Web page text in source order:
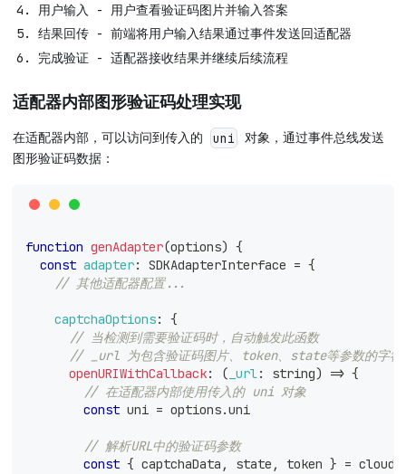
用户输入 - 用户查看验证码图片并输入答案
结果回传 - 前端将用户输入结果通过事件发送回适配器
完成验证 - 适配器接收结果并继续后续流程
适配器内部图形验证码处理实现
在适配器内部，可以访问到传入的 uni
对象，通过事件总线发送
图形验证码数据：
function genAdapter(options) {
const adapter: SDKAdapterInterface = {
// 其他适配器配置...
captchaOptions:
{
// 当检测到需要验证码时，自动触发此函数
// _url 为包含验证码图片、token、state等参数的字符
openURIWithCallback: ( _url: string) => {
// 在适配器内部使用传入的 uni 对象
const uni = options.uni
// 解析URL中的验证码参数
const { captchaData , state , token } =